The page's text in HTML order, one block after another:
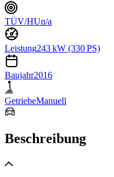
TÜV/HUn/a
Leistung243 kW (330 PS)
Baujahr2016
GetriebeManuell
Beschreibung